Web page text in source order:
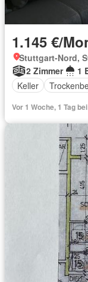
1.145 €/
Stuttgart-Nord,
2 Zimmer
1
Keller
Vor 1 Woche, 1 Tag